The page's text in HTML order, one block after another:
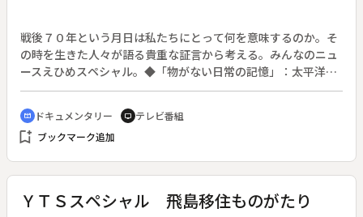
感することとなる。◆番組では障害者をとりまく環境の実情を
伝えるとともに、障害のあるなしではなく、自分の子どもと向
き合い問い直すことで、あらゆる家族について考える。
戦後７０年という月日は私たちにとって何を意味するのか。そ
の時を生きた人々が語る貴重な証言から考える。みんなのニュ
ースえひめスペシャル。◆「物がない日常の記憶」：太平洋戦
争を１０代という多感な年頃で過ごした女性たちに、当時のリ
アルな日々の生活について聞く。そして満足に食べることもま
まならなかった戦時中の食事を、記憶をたよりに再現してもら
う。◆「松山空襲、戦禍の記憶」：１９４５年７月、愛媛県内
兄弟の手を引いて走り、水田のあぜ道で難を逃れた。この時の
米軍の作戦任務報告書には、最大限に破壊効果が得られる爆弾
の量や破壊率などが詳細に記載されていた。松山は２時問で焼
cinematic_blur ドキュメンタリー tv テレビ番組
bookmark_add ブックマーク追加
ＹＴＳスペシャル 飛島移住ものがたり